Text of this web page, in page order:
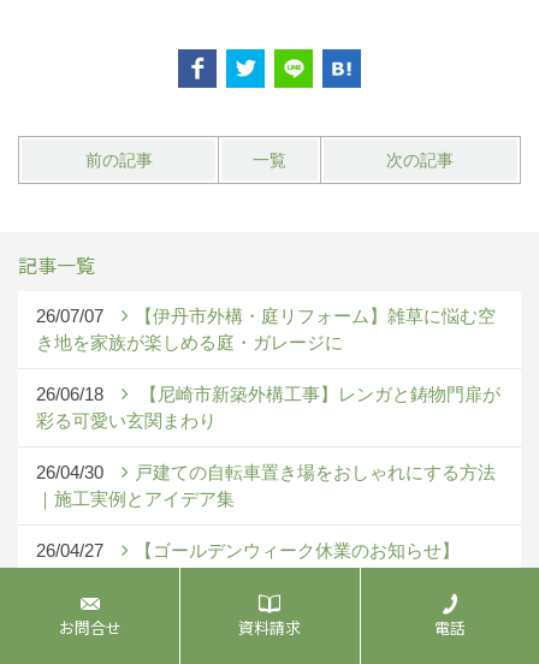
前の記事 一覧 次の記事
記事一覧
26/07/07
【伊丹市外構・庭リフォーム】雑草に悩む空
き地を家族が楽しめる庭・ガレージに
26/06/18
【尼崎市新築外構工事】レンガと鋳物門扉が
彩る可愛い玄関まわり
26/04/30
戸建ての自転車置き場をおしゃれにする方法
｜施工実例とアイデア集
26/04/27 【ゴールデンウィーク休業のお知らせ】
26/04/21
LIXIL 2026春「ソトで暮らしアップキャンペ
ーン」のお知らせ
お問合せ 資料請求 電話